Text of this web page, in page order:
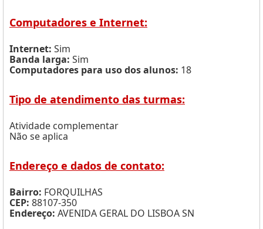
Computadores e Internet:
Internet: Sim
Banda larga: Sim
Computadores para uso dos alunos: 18
Tipo de atendimento das turmas:
Atividade complementar
Não se aplica
Endereço e dados de contato:
Bairro: FORQUILHAS
CEP: 88107-350
Endereço: AVENIDA GERAL DO LISBOA SN